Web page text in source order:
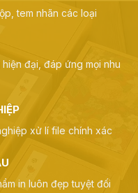
tem nhãn các loại
đại, đáp ứng mọi nhu
xử lí file chính xác
in luôn đẹp tuyệt đối